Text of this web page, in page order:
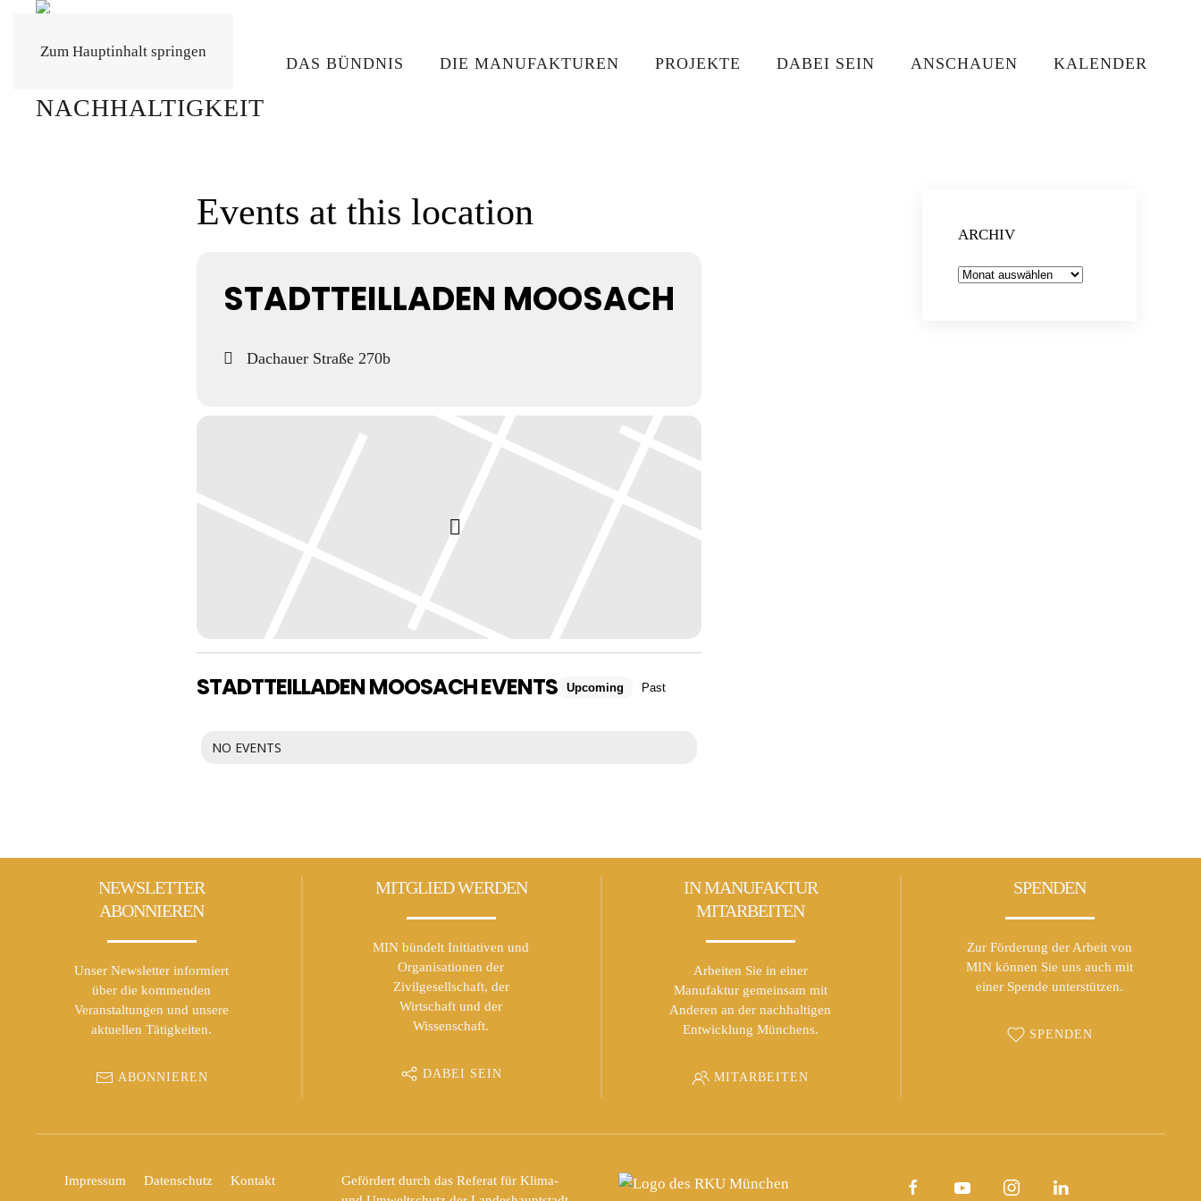
Zum Hauptinhalt springen
DAS BÜNDNIS DIE MANUFAKTUREN PROJEKTE DABEI SEIN ANSCHAUEN KALENDER
Events at this location
STADTTEILLADEN MOOSACH
Dachauer Straße 270b
STADTTEILLADEN MOOSACH EVENTS Upcoming Past
NO EVENTS
ARCHIV
Archiv
NEWSLETTER
ABONNIEREN
Unser Newsletter informiert
über die kommenden
Veranstaltungen und unsere
aktuellen Tätigkeiten.
ABONNIEREN
MITGLIED WERDEN
MIN bündelt Initiativen und
Organisationen der
Zivilgesellschaft, der
Wirtschaft und der
Wissenschaft.
DABEI SEIN
IN MANUFAKTUR
MITARBEITEN
Arbeiten Sie in einer
Manufaktur gemeinsam mit
Anderen an der nachhaltigen
Entwicklung Münchens.
MITARBEITEN
SPENDEN
Zur Förderung der Arbeit von
MIN können Sie uns auch mit
einer Spende unterstützen.
SPENDEN
Impressum Datenschutz Kontakt
Gefördert durch das Referat für Klima-